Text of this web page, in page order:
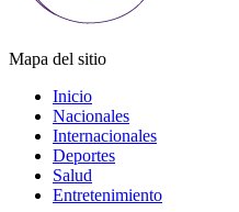
Mapa del sitio
Inicio
Nacionales
Internacionales
Deportes
Salud
Entretenimiento